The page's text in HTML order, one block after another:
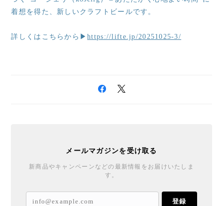
着想を得た、新しいクラフトビールです。
詳しくはこちらから▶https://lifte.jp/20251025-3/
メールマガジンを受け取る
新商品やキャンペーンなどの最新情報をお届けいたしま
す。
登録